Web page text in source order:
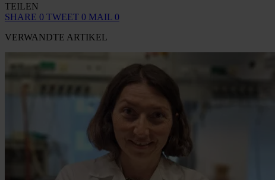
TEILEN
SHARE 0 TWEET 0 MAIL 0
VERWANDTE ARTIKEL